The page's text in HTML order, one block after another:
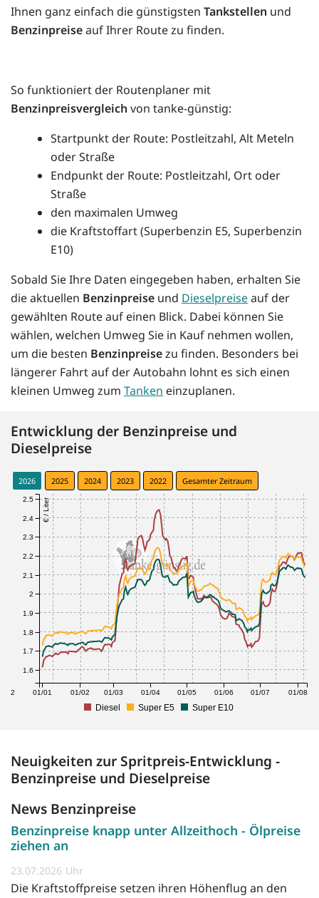
Ihnen ganz einfach die günstigsten Tankstellen und
Benzinpreiseauf Ihrer Route zu finden.
So funktioniert der Routenplaner mit
Benzinpreisvergleich von tanke-günstig:
Startpunkt der Route: Postleitzahl, Alt Meteln
oder Straße
Endpunkt der Route: Postleitzahl, Ort oder
Straße
den maximalen Umweg
die Kraftstoffart (Superbenzin E5, Superbenzin
E10)
Sobald Sie Ihre Daten eingegeben haben, erhalten Sie
die aktuellen Benzinpreise und Dieselpreiseauf der
gewählten Route auf einen Blick. Dabei können Sie
wählen, welchen Umweg Sie in Kauf nehmen wollen,
um die besten Benzinpreisezu finden. Besonders bei
längerer Fahrt auf der Autobahn lohnt es sich einen
kleinen Umweg zum Tanken einzuplanen.
Entwicklung der Benzinpreise und
Dieselpreise
2026 2025 2024 2023 2022 Gesamter Zeitraum
12 01/01 01/02 01/03 01/04 01/05 01/06 01/07 01/08
€ / Liter
1.6
1.7
1.8
1.9
2
2.1
2.2
2.3
2.4
2.5
Diesel Super E5 Super E10
Neuigkeiten zur Spritpreis-Entwicklung -
Benzinpreise und Dieselpreise
News Benzinpreise
Benzinpreise knapp unter Allzeithoch - Ölpreise
ziehen an
23.07.2026
Die Kraftstoffpreise setzen ihren Höhenflug an den